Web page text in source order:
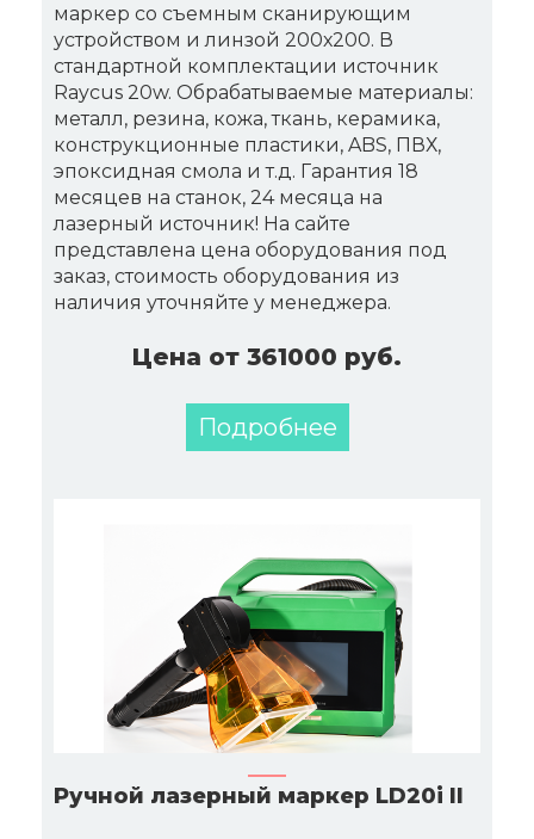
маркер со съемным сканирующим
устройством и линзой 200х200. В
стандартной комплектации источник
Raycus 20w. Обрабатываемые материалы:
металл, резина, кожа, ткань, керамика,
конструкционные пластики, ABS, ПВХ,
эпоксидная смола и т.д. Гарантия 18
месяцев на станок, 24 месяца на
лазерный источник! На сайте
представлена цена оборудования под
заказ, стоимость оборудования из
наличия уточняйте у менеджера.
Цена от 361000 руб.
Подробнее
Ручной лазерный маркер LD20i II